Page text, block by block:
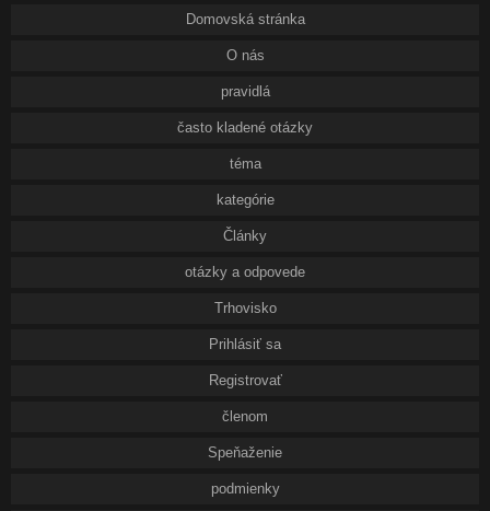
Domovská stránka
O nás
pravidlá
často kladené otázky
téma
kategórie
Články
otázky a odpovede
Trhovisko
Prihlásiť sa
Registrovať
členom
Speňaženie
podmienky